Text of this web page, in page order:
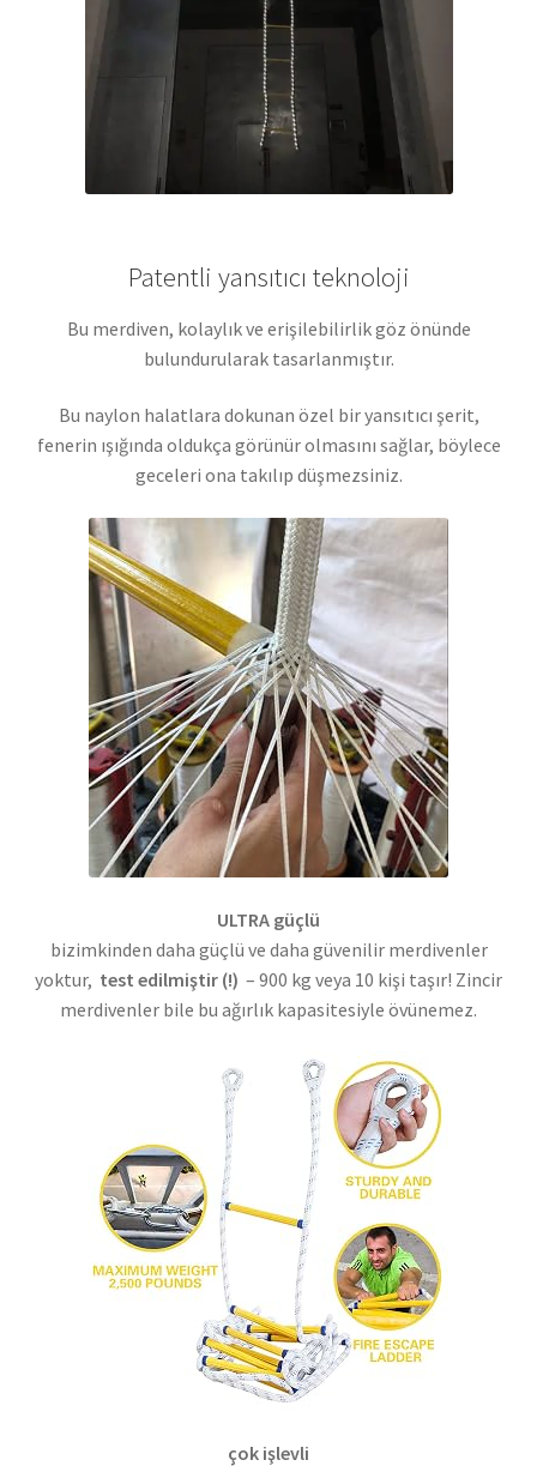
Patentli yansıtıcı teknoloji
Bu merdiven, kolaylık ve erişilebilirlik göz önünde
bulundurularak tasarlanmıştır.
Bu naylon halatlara dokunan özel bir yansıtıcı şerit,
fenerin ışığında oldukça görünür olmasını sağlar, böylece
geceleri ona takılıp düşmezsiniz.
ULTRA güçlü
bizimkinden daha güçlü ve daha güvenilir merdivenler
yoktur, test edilmiştir (!) – 900 kg veya 10 kişi taşır! Zincir
merdivenler bile bu ağırlık kapasitesiyle övünemez.
çok işlevli